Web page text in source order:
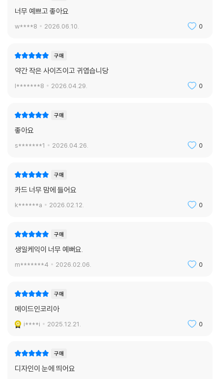
너무 예쁘고 좋아요
w****8 2026.06.10. 0
구매
약간 작은 사이즈이고 귀엽습니당
l*******8 2026.04.29. 0
구매
좋아요
s*******1 2026.04.26. 0
구매
카드 너무 맘에 들어요
k******a 2026.02.12. 0
구매
생일케익이 너무 예뻐요.
m*******4 2026.02.06. 0
구매
메이드인코리아
i****i 2025.12.21. 0
구매
디자인이 눈에 띄어요